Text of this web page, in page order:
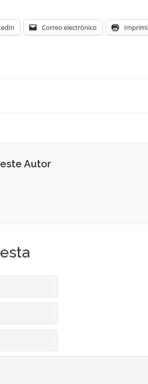
Correo electrónico
Autor